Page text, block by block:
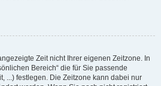
Zeit nicht Ihrer eigenen Zeitzone. In
Bereich“ die für Sie passende
...) festlegen. Die Zeitzone kann dabei nur